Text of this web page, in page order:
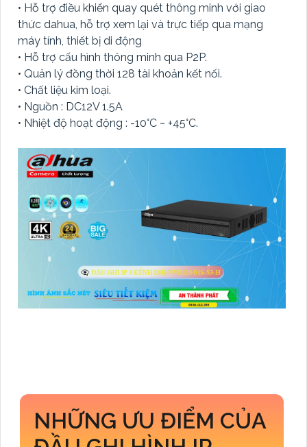
• Hỗ trợ điều khiển quay quét thông minh với giao
thức dahua, hỗ trợ xem lại và trực tiếp qua mạng
máy tính, thiết bị di động
• Hỗ trợ cấu hình thông minh qua P2P.
• Quản lý đồng thời 128 tài khoản kết nối.
• Chất liệu kim loại.
• Nguồn : DC12V 1.5A
• Nhiệt độ hoạt động : -10°C ~ +45°C.
NHỮNG ƯU ĐIỂM CỦA